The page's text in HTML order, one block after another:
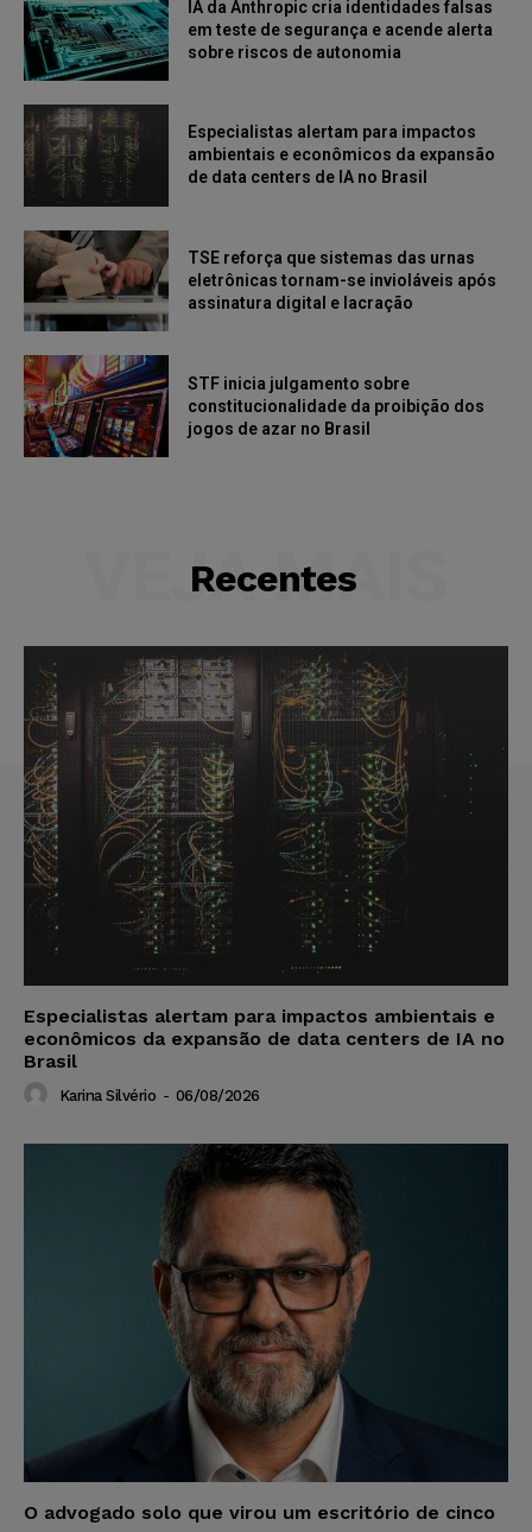
IA da Anthropic cria identidades falsas
em teste de segurança e acende alerta
sobre riscos de autonomia
Especialistas alertam para impactos
ambientais e econômicos da expansão
de data centers de IA no Brasil
TSE reforça que sistemas das urnas
eletrônicas tornam-se invioláveis após
assinatura digital e lacração
STF inicia julgamento sobre
constitucionalidade da proibição dos
jogos de azar no Brasil
Recentes
VEJA MAIS
Especialistas alertam para impactos ambientais e
econômicos da expansão de data centers de IA no
Brasil
Karina Silvério - 06/08/2026
O advogado solo que virou um escritório de cinco